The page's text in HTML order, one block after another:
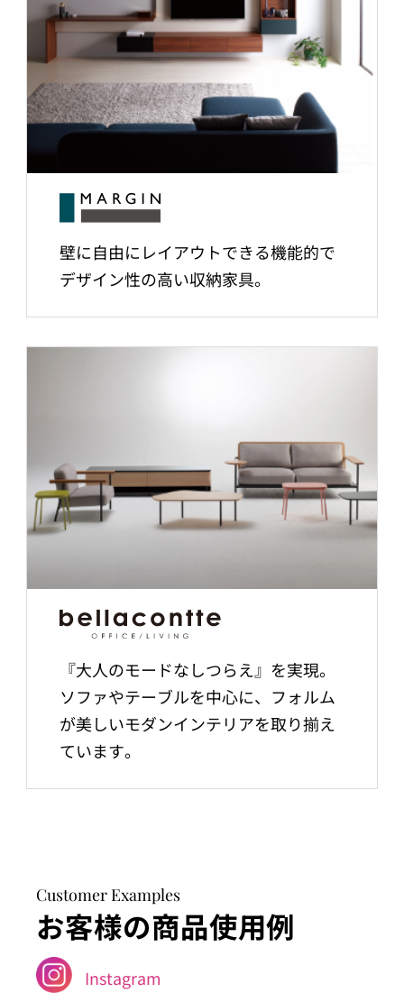
壁に自由にレイアウトできる機能的で
デザイン性の高い収納家具。
『大人のモードなしつらえ』を実現。
ソファやテーブルを中心に、フォルム
が美しいモダンインテリアを取り揃え
ています。
Customer Examples
お客様の商品使用例
Instagram